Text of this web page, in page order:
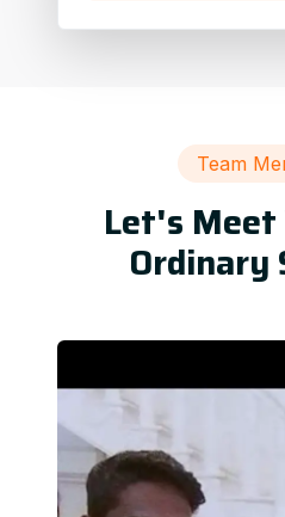
Team
Let's
Ordinary